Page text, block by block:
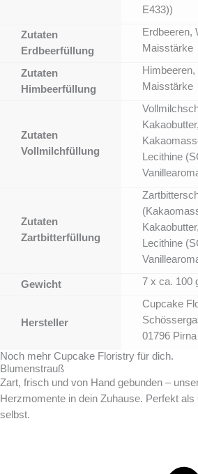
E433))
Zutaten
Erdbeerfüllung
Erdbeeren,
Maisstärke
Zutaten
Himbeerfüllung
Maisstärke
Zutaten
Vollmilchfüllung
Lecithine
Zutaten
Zartbitterfüllung
Lecithine
Gewicht 7 x ca. 100
Hersteller
Cupcake
01796 Pirna
Noch mehr Cupcake Floristry für dich.
Blumenstrauß
Zart, frisch und von Hand gebunden –
Herzmomente in dein Zuhause. Perfekt
selbst.